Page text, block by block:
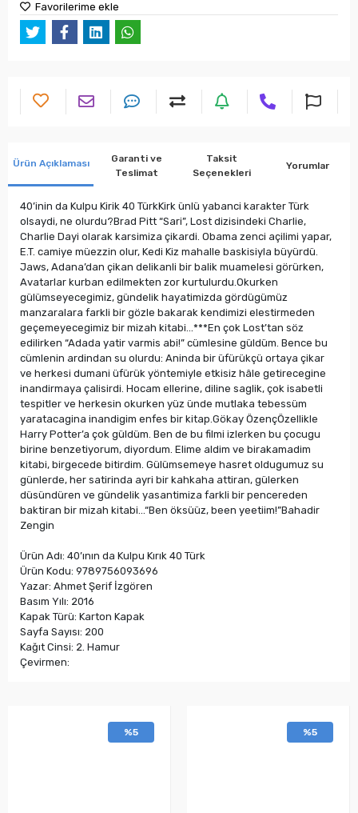
Favorilerime ekle
Ürün Açıklaması
Garanti ve
Teslimat
Taksit
Seçenekleri
Yorumlar
40’inin da Kulpu Kirik 40 TürkKirk ünlü yabanci karakter Türk
olsaydi, ne olurdu?Brad Pitt “Sari”, Lost dizisindeki Charlie,
Charlie Dayi olarak karsimiza çikardi. Obama zenci açilimi yapar,
E.T. camiye müezzin olur, Kedi Kiz mahalle baskisiyla büyürdü.
Jaws, Adana’dan çikan delikanli bir balik muamelesi görürken,
Avatarlar kurban edilmekten zor kurtulurdu.Okurken
gülümseyecegimiz, gündelik hayatimizda gördügümüz
manzaralara farkli bir gözle bakarak kendimizi elestirmeden
geçemeyecegimiz bir mizah kitabi...***En çok Lost’tan söz
edilirken “Adada yatir varmis abi!” cümlesine güldüm. Bence bu
cümlenin ardindan su olurdu: Aninda bir üfürükçü ortaya çikar
ve herkesi dumani üfürük yöntemiyle etkisiz hâle getirecegine
inandirmaya çalisirdi. Hocam ellerine, diline saglik, çok isabetli
tespitler ve herkesin okurken yüz ünde mutlaka tebessüm
yaratacagina inandigim enfes bir kitap.Gökay ÖzençÖzellikle
Harry Potter’a çok güldüm. Ben de bu filmi izlerken bu çocugu
birine benzetiyorum, diyordum. Elime aldim ve birakamadim
kitabi, birgecede bitirdim. Gülümsemeye hasret oldugumuz su
günlerde, her satirinda ayri bir kahkaha attiran, gülerken
düsündüren ve gündelik yasantimiza farkli bir pencereden
baktiran bir mizah kitabi...“Ben öksüüz, been yeetiim!”Bahadir
Zengin
Ürün Adı: 40’ının da Kulpu Kırık 40 Türk
Ürün Kodu: 9789756093696
Yazar: Ahmet Şerif İzgören
Basım Yılı: 2016
Kapak Türü: Karton Kapak
Sayfa Sayısı: 200
Kağıt Cinsi: 2. Hamur
Çevirmen:
%5 %5